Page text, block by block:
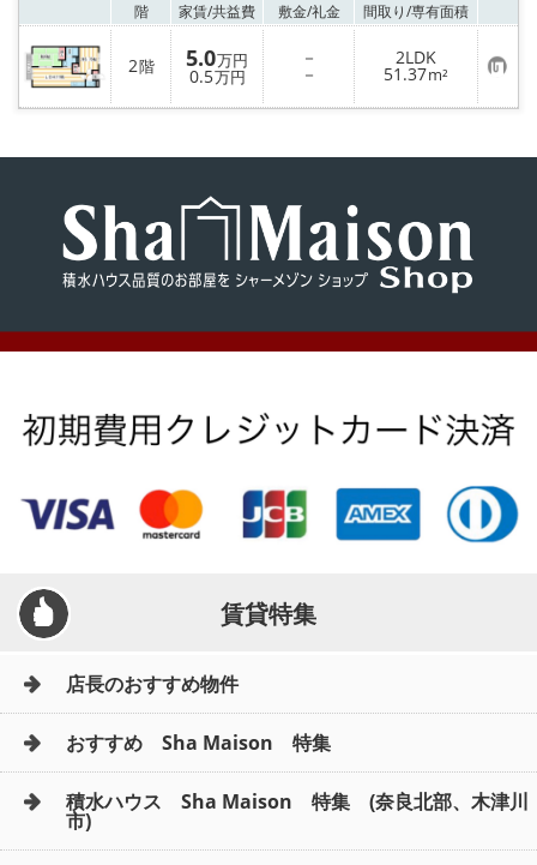
店舗情報·アクセス
会社概要
階 家賃/共益費 敷金/礼金 間取り/専有面積
2階 5.0万円
0.5万円
－
－
2LDK
51.37m² お
気
に
登
賃貸特集
店長のおすすめ物件
おすすめ Sha Maison 特集
積水ハウス Sha Maison 特集 (奈良北部、木津川
市)